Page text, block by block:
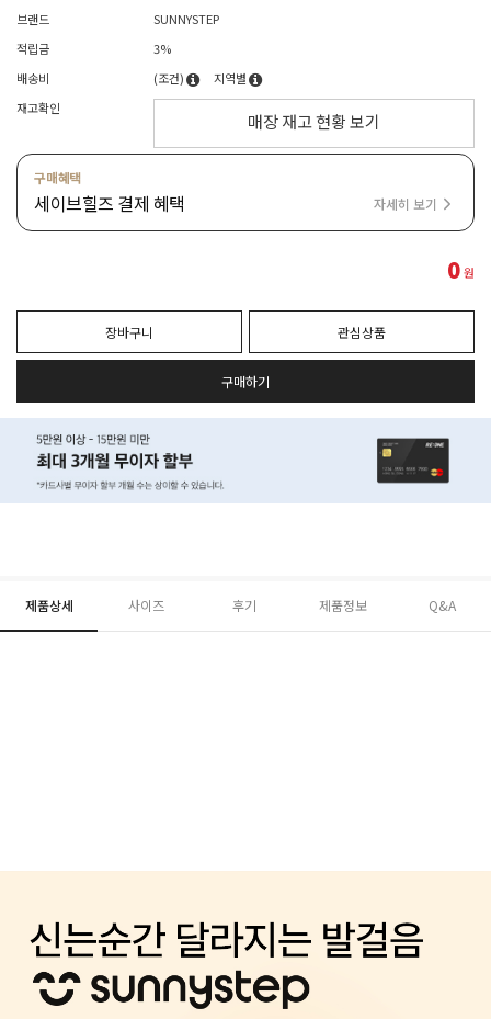
브랜드
SUNNYSTEP
적립금
3%
배송비
(조건)
지역별
재고확인
매장 재고 현황 보기
구매혜택
세이브힐즈 결제 혜택 자세히 보기
0원
장바구니 관심상품
구매하기
제품상세 사이즈 후기 제품정보 Q&A